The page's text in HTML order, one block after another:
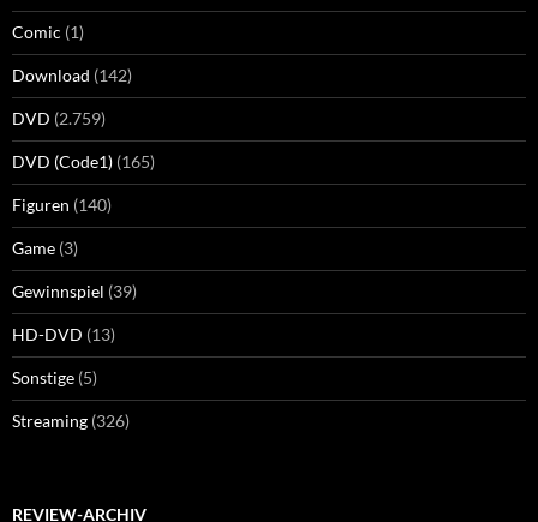
Comic (1)
Download (142)
DVD (2.759)
DVD (Code1) (165)
Figuren (140)
Game (3)
Gewinnspiel (39)
HD-DVD (13)
Sonstige (5)
Streaming (326)
REVIEW-ARCHIV